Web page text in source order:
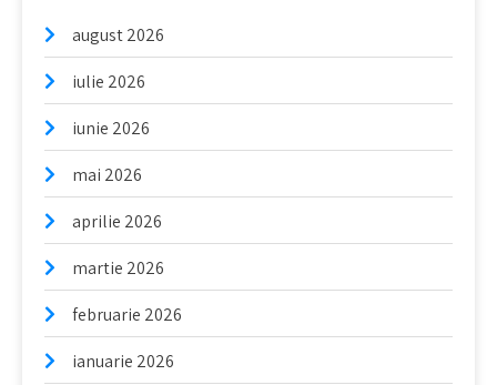
august 2026
iulie 2026
iunie 2026
mai 2026
aprilie 2026
martie 2026
februarie 2026
ianuarie 2026